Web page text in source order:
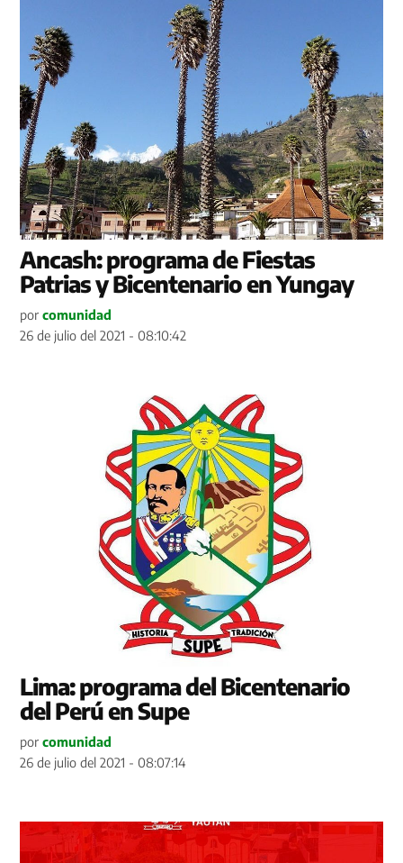
Ancash: programa de Fiestas
Patrias y Bicentenario en Yungay
por comunidad
26 de julio del 2021 - 08:10:42
Lima: programa del Bicentenario
del Perú en Supe
por comunidad
26 de julio del 2021 - 08:07:14